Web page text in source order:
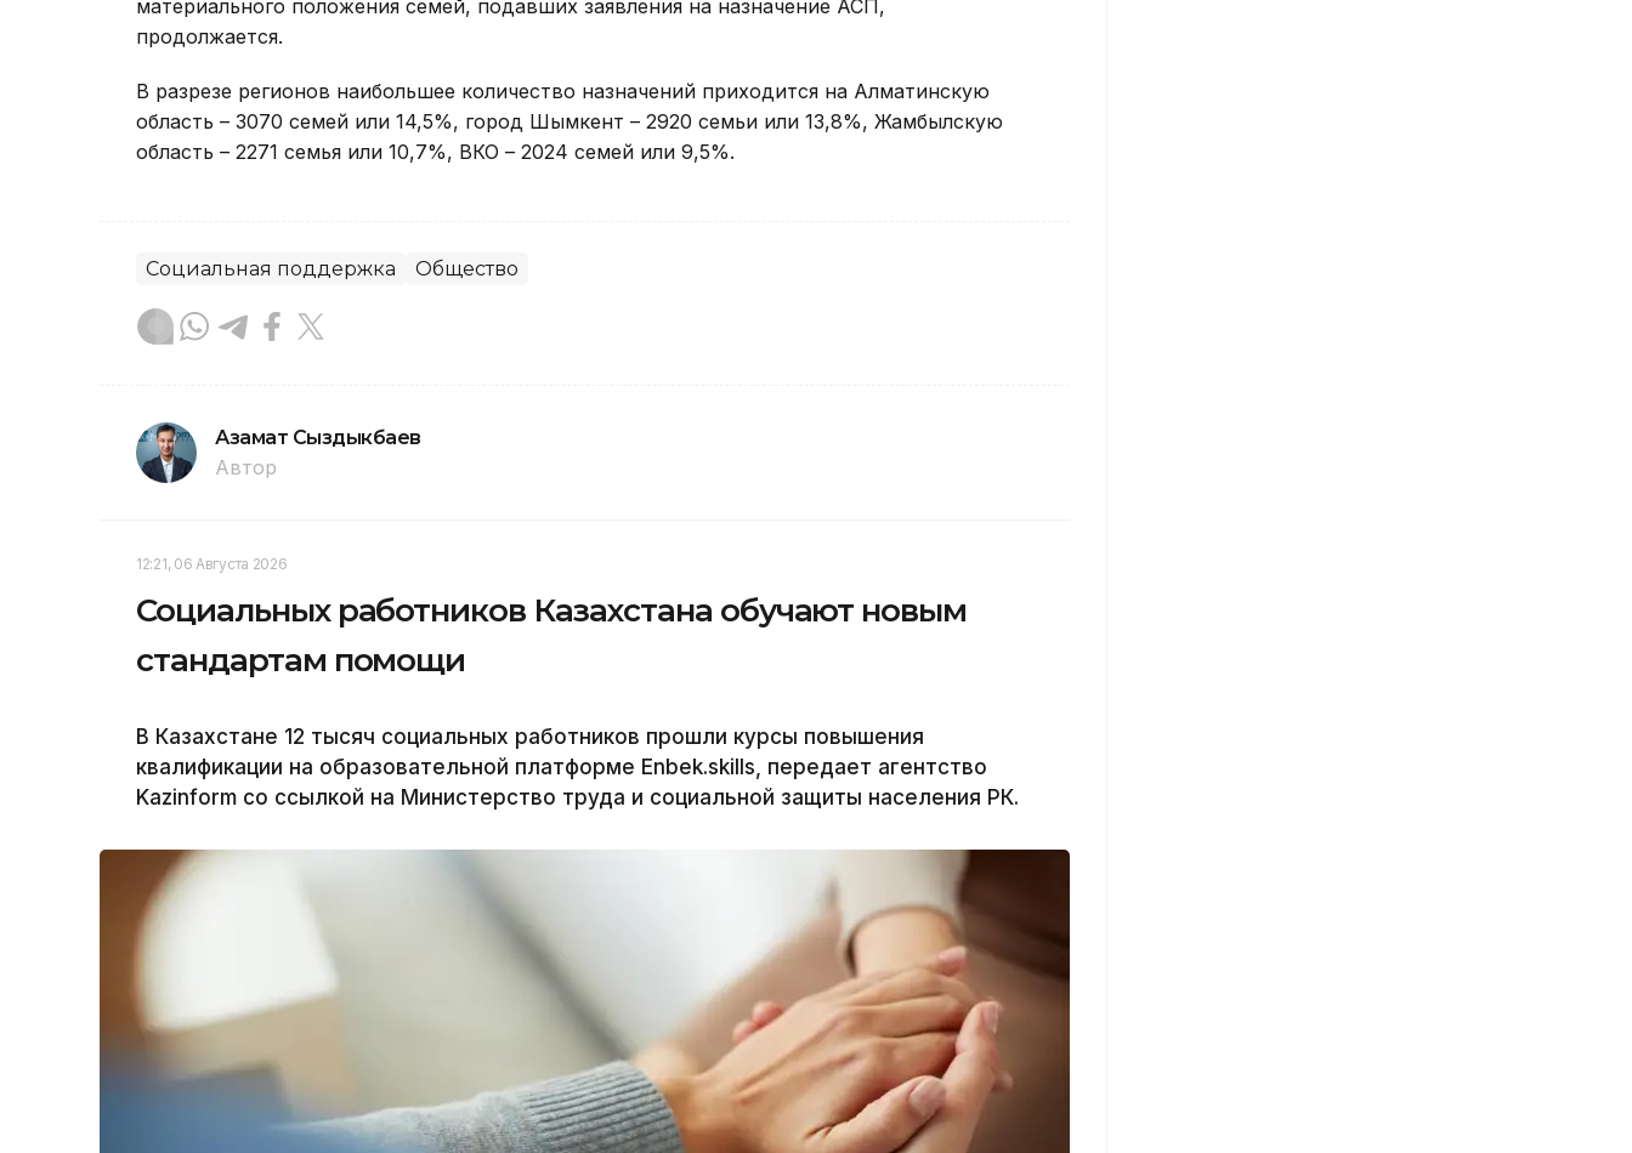
материального положения семей, подавших заявления на назначение АСП,
продолжается.
В разрезе регионов наибольшее количество назначений приходится на Алматинскую
область – 3070 семей или 14,5%, город Шымкент – 2920 семьи или 13,8%, Жамбылскую
область – 2271 семья или 10,7%, ВКО – 2024 семей или 9,5%.
Социальная поддержка Общество
Азамат Сыздыкбаев
Автор
12:21, 06 Августа 2026
Социальных работников Казахстана обучают новым
стандартам помощи
В Казахстане 12 тысяч социальных работников прошли курсы повышения
квалификации на образовательной платформе Enbek.skills, передает агентство
Kazinform со ссылкой на Министерство труда и социальной защиты населения РК.